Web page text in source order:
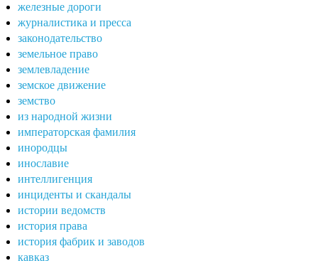
железные дороги
журналистика и пресса
законодательство
земельное право
землевладение
земское движение
земство
из народной жизни
императорская фамилия
инородцы
инославие
интеллигенция
инциденты и скандалы
истории ведомств
история права
история фабрик и заводов
кавказ